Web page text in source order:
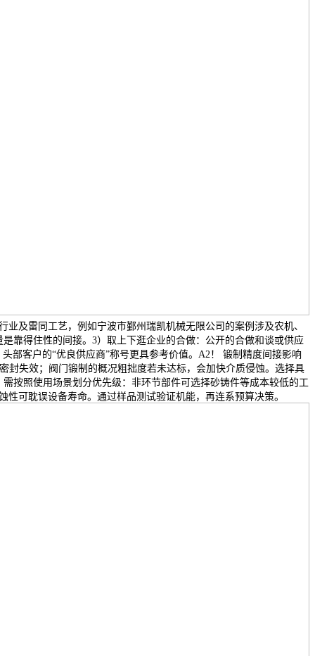
及雷同工艺，例如宁波市鄞州瑞凯机械无限公司的案例涉及农机、
靠得住性的间接。3）取上下逛企业的合做：公开的合做和谈或供应
部客户的“优良供应商”称号更具参考价值。A2！ 锻制精度间接影响
封失效；阀门锻制的概况粗拙度若未达标，会加快介质侵蚀。选择具
按照使用场景划分优先级：非环节部件可选择砂铸件等成本较低的工
可耽误设备寿命。通过样品测试验证机能，再连系预算决策。